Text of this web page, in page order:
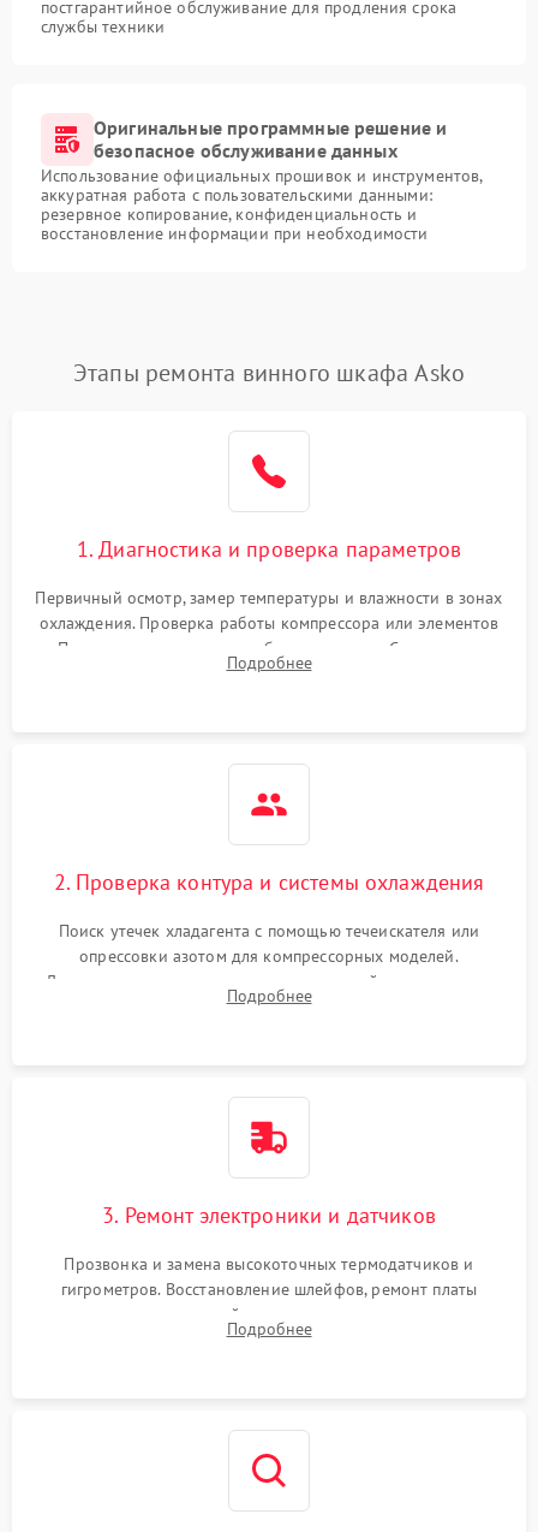
постгарантийное обслуживание для продления срока
службы техники
Оригинальные программные решение и
безопасное обслуживание данных
Использование официальных прошивок и инструментов,
аккуратная работа с пользовательскими данными:
резервное копирование, конфиденциальность и
восстановление информации при необходимости
Этапы ремонта винного шкафа Asko
1. Диагностика и проверка параметров
Первичный осмотр, замер температуры и влажности в зонах
охлаждения. Проверка работы компрессора или элементов
Пельтье, оценка уровня вибрации и шума. Считывание
ошибок с модуля управления.
Подробнее
2. Проверка контура и системы охлаждения
Поиск утечек хладагента с помощью течеискателя или
опрессовки азотом для компрессорных моделей.
Диагностика термоэлектрических модулей, радиаторов и
кулеров на предмет перегрева или выхода из строя.
Подробнее
3. Ремонт электроники и датчиков
Прозвонка и замена высокоточных термодатчиков и
гигрометров. Восстановление шлейфов, ремонт платы
управления, отвечающей за поддержание микроклимата.
Проверка систем защиты от УФ-излучения и подсветки.
Подробнее